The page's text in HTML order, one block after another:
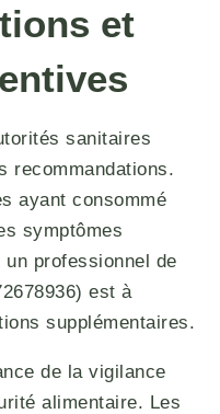
et
sanitaires
recommandations.
ayant consommé
symptômes
professionnel de
est à
supplémentaires.
de la vigilance
alimentaire. Les